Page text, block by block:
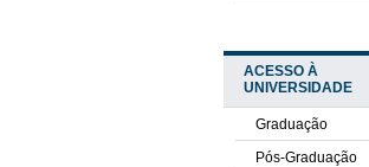
ACESSO À
UNIVERSIDADE
Graduação
Pós-Graduação